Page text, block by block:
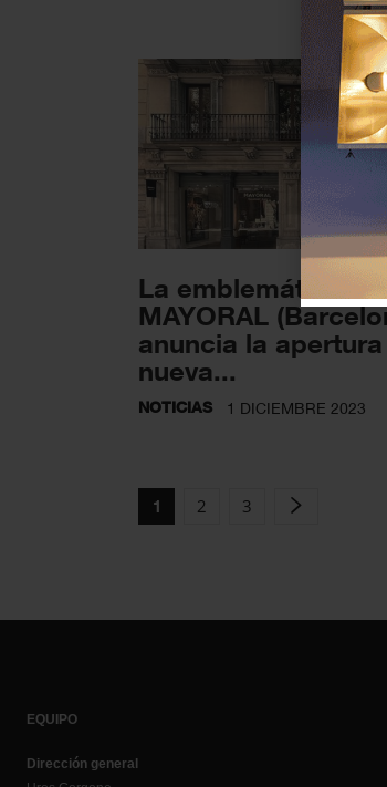
La emblemática
MAYORAL
anuncia la
nueva...
NOTICIAS 1 DICIEMBRE 2023
1 2 3
EQUIPO
Dirección general